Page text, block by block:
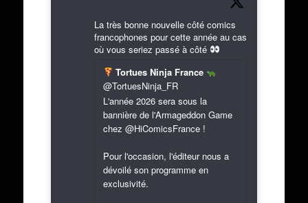
La très bonne nouvelle côté comics
francophones pour cette année au cas
où vous seriez passé à côté
Tortues Ninja France
@TortuesNinja_FR
L'année 2026 sera sous la
bannière de l'Armageddon Game
chez @HiComicsFrance !
Pour l'occasion, l'éditeur nous a
dévoilé son programme en
exclusivité.